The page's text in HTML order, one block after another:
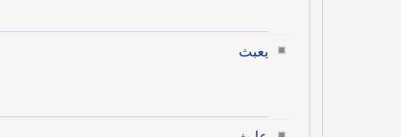
يعبث